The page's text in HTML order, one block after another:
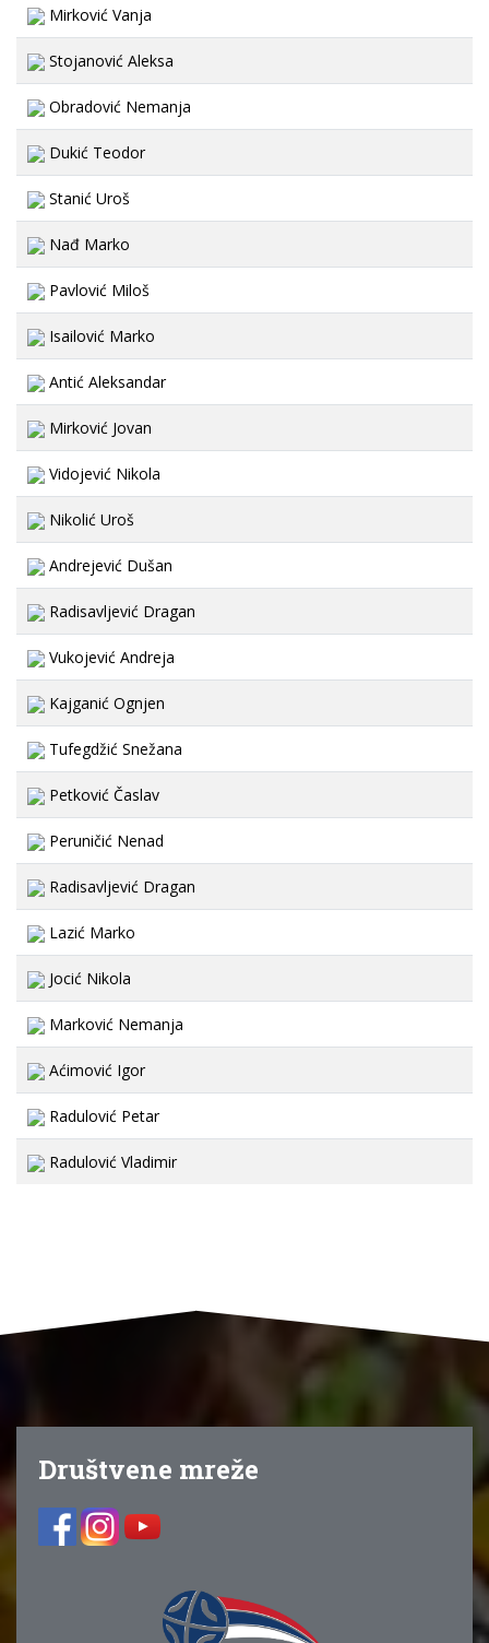
Mirković Vanja
Stojanović Aleksa
Obradović Nemanja
Dukić Teodor
Stanić Uroš
Nađ Marko
Pavlović Miloš
Isailović Marko
Antić Aleksandar
Mirković Jovan
Vidojević Nikola
Nikolić Uroš
Andrejević Dušan
Radisavljević Dragan
Vukojević Andreja
Kajganić Ognjen
Tufegdžić Snežana
Petković Časlav
Peruničić Nenad
Radisavljević Dragan
Lazić Marko
Jocić Nikola
Marković Nemanja
Aćimović Igor
Radulović Petar
Radulović Vladimir
Društvene mreže